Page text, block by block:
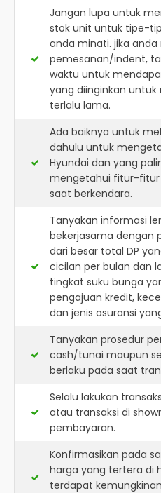
Jangan lupa untuk
stok unit untuk tipe-
anda minati. jika anda
pemesanan/indent,
waktu untuk
yang diinginkan
terlalu lama.
Ada baiknya untuk
dahulu untuk
Hyundai dan yang
mengetahui fitur-fitur
saat berkendara.
Tanyakan informasi
bekerjasama dengan
dari besar total DP
cicilan per bulan dan
tingkat suku bunga
pengajuan kredit,
dan jenis asuransi
Tanyakan prosedur
cash/tunai maupun
berlaku pada saat
Selalu lakukan
atau transaksi di
pembayaran.
Konfirmasikan pada
harga yang tertera di
terdapat